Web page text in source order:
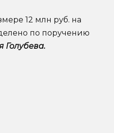
12 млн руб. на
по поручению
Голубева.